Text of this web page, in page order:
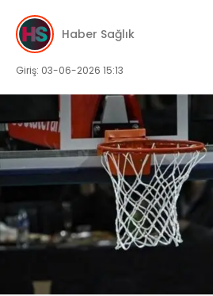
Haber Sağlık
Giriş: 03-06-2026 15:13